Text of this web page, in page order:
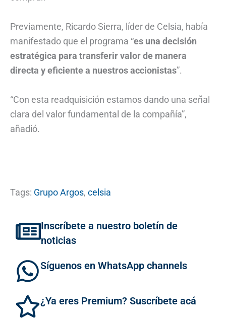
Previamente, Ricardo Sierra, líder de Celsia, había
manifestado que el programa “es una decisión
estratégica para transferir valor de manera
directa y eficiente a nuestros accionistas”.
“Con esta readquisición estamos dando una señal
clara del valor fundamental de la compañía”,
añadió.
Tags: Grupo Argos, celsia
Inscríbete a nuestro boletín de
noticias
Síguenos en WhatsApp channels
¿Ya eres Premium? Suscríbete acá